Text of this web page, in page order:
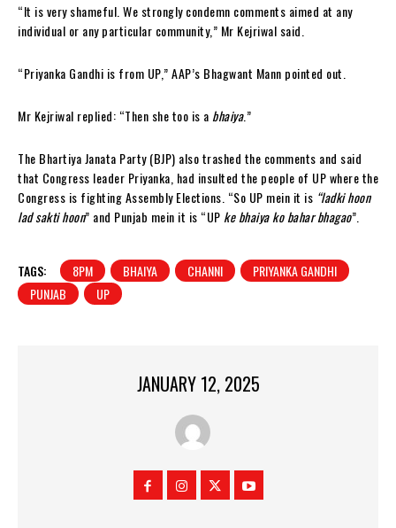
“It is very shameful. We strongly condemn comments aimed at any
individual or any particular community,” Mr Kejriwal said.
“Priyanka Gandhi is from UP,” AAP’s Bhagwant Mann pointed out.
Mr Kejriwal replied: “Then she too is a bhaiya.”
The Bhartiya Janata Party (BJP) also trashed the comments and said
that Congress leader Priyanka, had insulted the people of UP where the
Congress is fighting Assembly Elections. “So UP mein it is “ladki hoon
lad sakti hoon” and Punjab mein it is “UP ke bhaiya ko bahar bhagao”.
TAGS: 8PM BHAIYA CHANNI
PRIYANKA GANDHI
PUNJAB
UP
JANUARY 12, 2025